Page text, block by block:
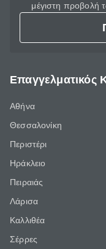
μέγιστη προβολή
Επαγγελματικός
Αθήνα
Θεσσαλονίκη
Περιστέρι
Ηράκλειο
Πειραιάς
Λάρισα
Καλλιθέα
Σέρρες